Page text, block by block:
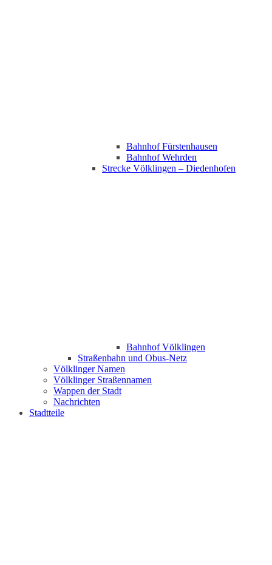
Bahnhof Fürstenhausen
Bahnhof Wehrden
Strecke Völklingen – Diedenhofen
Bahnhof Völklingen
Straßenbahn und Obus-Netz
Völklinger Namen
Völklinger Straßennamen
Wappen der Stadt
Nachrichten
Stadtteile